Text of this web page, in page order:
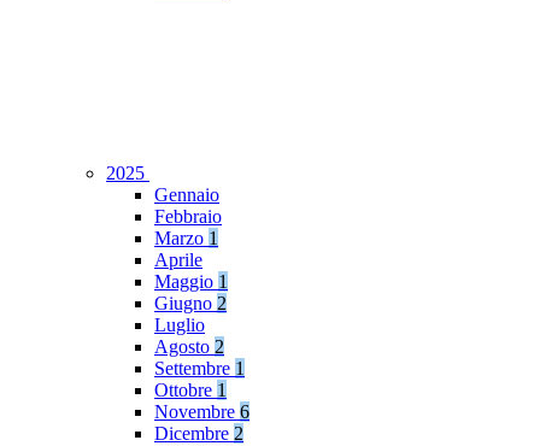
2025
Gennaio
Febbraio
Marzo 1
Aprile
Maggio 1
Giugno 2
Luglio
Agosto 2
Settembre 1
Ottobre 1
Novembre 6
Dicembre 2